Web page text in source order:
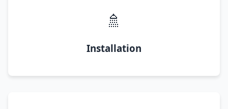
🚿
Installation